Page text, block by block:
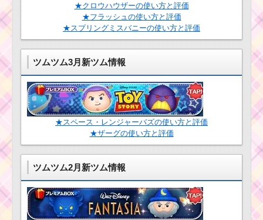
★クロウハウザーの使い方と評価
★フラッシュの使い方と評価
★スプリングミスバニーの使い方と評価
ツムツム3月新ツム情報
★スペース・レンジャーバズの使い方と評価
★ザーグの使い方と評価
ツムツム2月新ツム情報